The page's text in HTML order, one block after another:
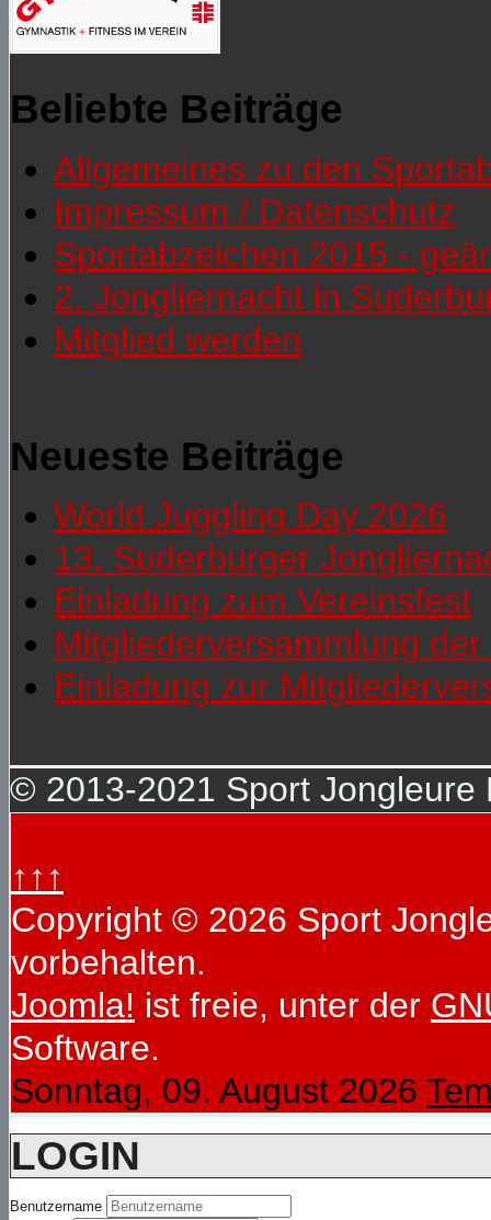
Beliebte Beiträge
Allgemeines zu den
Impressum / Datenschutz
Sportabzeichen 2015 -
2. Jongliernacht in
Mitglied werden
Neueste Beiträge
World Juggling Day 2026
13. Suderburger
Einladung zum Vereinsfest
Mitgliederversammlung
Einladung zur
© 2013-2021 Sport Jongleure
↑↑↑
Copyright © 2026 Sport
vorbehalten.
Joomla! ist freie, unter der
Software.
Sonntag, 09. August 2026
LOGIN
Benutzername